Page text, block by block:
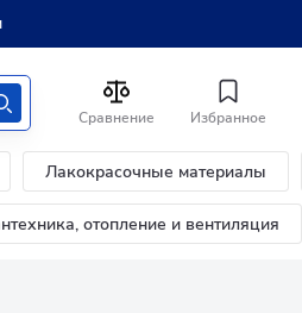
Сравнение Избранное
Лакокрасочные материалы
отопление и вентиляция